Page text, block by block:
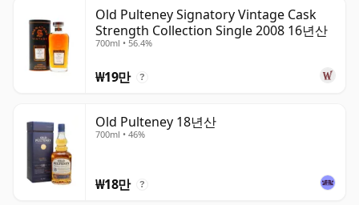
Old Pulteney Signatory Vintage Cask
Strength Collection Single 2008 16년산
700ml • 56.4%
₩19만 ?
Old Pulteney 18년산
700ml • 46%
₩18만 ?